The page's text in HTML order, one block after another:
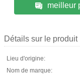
meilleur
Détails sur le produit
Lieu d'origine:
Nom de marque: